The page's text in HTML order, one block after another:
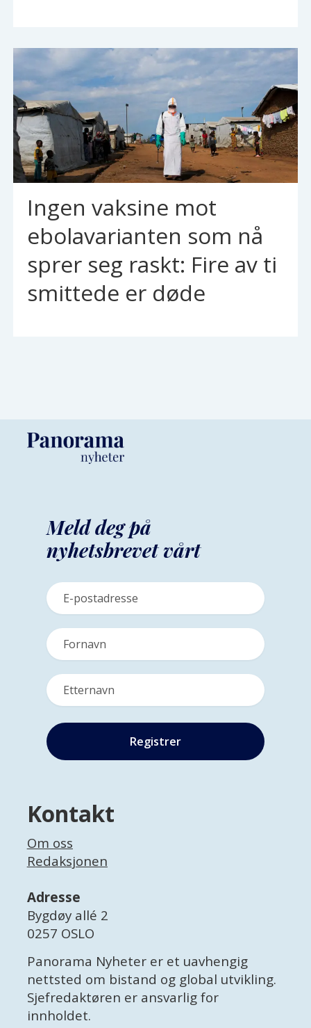
Ingen vaksine mot
ebolavarianten som nå
sprer seg raskt: Fire av ti
smittede er døde
Meld deg på
nyhetsbrevet vårt
Kontakt
Om oss
Redaksjonen
Adresse
Bygdøy allé 2
0257 OSLO
Panorama Nyheter er et uavhengig
nettsted om bistand og global utvikling.
Sjefredaktøren er ansvarlig for
innholdet.